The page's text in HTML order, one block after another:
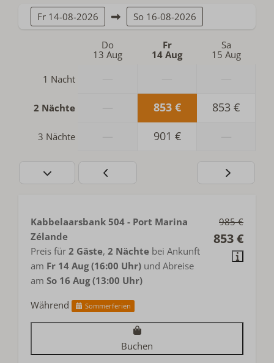
Fr 14-08-2026 So 16-08-2026
Do
13 Aug
Fr
14 Aug
Sa
15 Aug
1 Nacht
2 Nächte 853 € 853 €
3 Nächte 901 €
985 €
853 €
Kabbelaarsbank 504 - Port Marina
Zélande
Preis für 2 Gäste, 2 Nächte bei Ankunft
am Fr 14 Aug (16:00 Uhr) und Abreise
am So 16 Aug (13:00 Uhr)
Während
Sommerferien
Buchen